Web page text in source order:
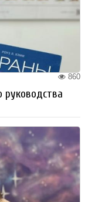
860
руководства